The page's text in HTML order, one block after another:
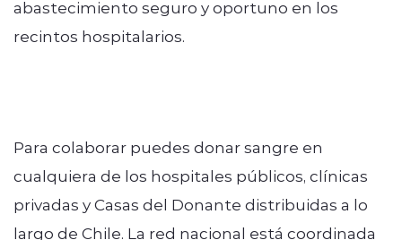
abastecimiento seguro y oportuno en los
recintos hospitalarios.
Para colaborar puedes donar sangre en
cualquiera de los hospitales públicos, clínicas
privadas y Casas del Donante distribuidas a lo
largo de Chile. La red nacional está coordinada